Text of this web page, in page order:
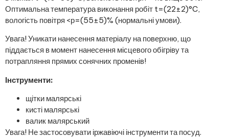
Оптимальна температура виконання робіт t=(22±2)°C,
вологість повітря <р=(55±5)% (нормальні умови).
Увага! Уникати нанесення матеріалу на поверхню, що
піддається в момент нанесення місцевого обігріву та
потрапляння прямих сонячних променів!
Інструменти:
щітки малярські
кисті малярські
валик малярський
Увага! Не застосовувати іржавіючі інструменти та посуд.